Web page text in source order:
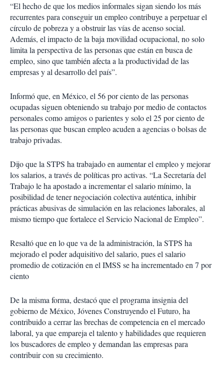
“El hecho de que los medios informales sigan siendo los más
recurrentes para conseguir un empleo contribuye a perpetuar el
círculo de pobreza y a obstruir las vías de acenso social.
Además, el impacto de la baja movilidad ocupacional, no solo
limita la perspectiva de las personas que están en busca de
empleo, sino que también afecta a la productividad de las
empresas y al desarrollo del país”.
Informó que, en México, el 56 por ciento de las personas
ocupadas siguen obteniendo su trabajo por medio de contactos
personales como amigos o parientes y solo el 25 por ciento de
las personas que buscan empleo acuden a agencias o bolsas de
trabajo privadas.
Dijo que la STPS ha trabajado en aumentar el empleo y mejorar
los salarios, a través de políticas pro activas. “La Secretaría del
Trabajo le ha apostado a incrementar el salario mínimo, la
posibilidad de tener negociación colectiva auténtica, inhibir
prácticas abusivas de simulación en las relaciones laborales, al
mismo tiempo que fortalece el Servicio Nacional de Empleo”.
Resaltó que en lo que va de la administración, la STPS ha
mejorado el poder adquisitivo del salario, pues el salario
promedio de cotización en el IMSS se ha incrementado en 7 por
ciento
De la misma forma, destacó que el programa insignia del
gobierno de México, Jóvenes Construyendo el Futuro, ha
contribuido a cerrar las brechas de competencia en el mercado
laboral, ya que empareja el talento y habilidades que requieren
los buscadores de empleo y demandan las empresas para
contribuir con su crecimiento.